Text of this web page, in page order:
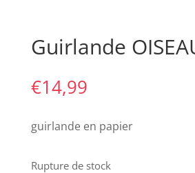
Guirlande
€14,99
guirlande en papier
Rupture de stock